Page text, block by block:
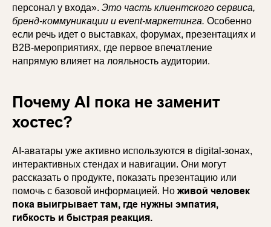
персонал у входа». Это часть клиентского сервиса,
бренд-коммуникации и event-маркетинга. Особенно
если речь идет о выставках, форумах, презентациях и
B2B-мероприятиях, где первое впечатление
напрямую влияет на лояльность аудитории.
Почему AI пока не заменит
хостес?
AI-аватары уже активно используются в digital-зонах,
интерактивных стендах и навигации. Они могут
рассказать о продукте, показать презентацию или
помочь с базовой информацией. Но живой человек
пока выигрывает там, где нужны эмпатия,
гибкость и быстрая реакция.